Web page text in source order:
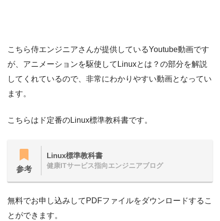
こちら侍エンジニアさんが提供しているYoutube動画です
が、アニメーションを駆使してLinuxとは？の部分を解説
してくれているので、非常にわかりやすい動画となってい
ます。
こちらはド定番のLinux標準教科書です。
参考
Linux標準教科書
健康ITサービス指向エンジニアブログ
無料でお申し込みしてPDFファイルをダウンロードするこ
とができます。